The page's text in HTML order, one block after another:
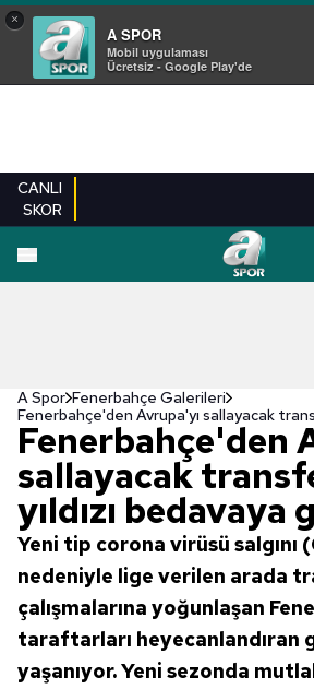
×
A SPOR
Mobil uygulaması
Ücretsiz - Google Play'de
CANLI
SKOR
EN YENILER
A Spor Fenerbahçe Galerileri
Fenerbahçe'den
sallayacak
yıldızı bedavaya
Yeni tip corona virüsü salgını
nedeniyle lige verilen arada
çalışmalarına yoğunlaşan
taraftarları heyecanlandıran
yaşanıyor. Yeni sezonda